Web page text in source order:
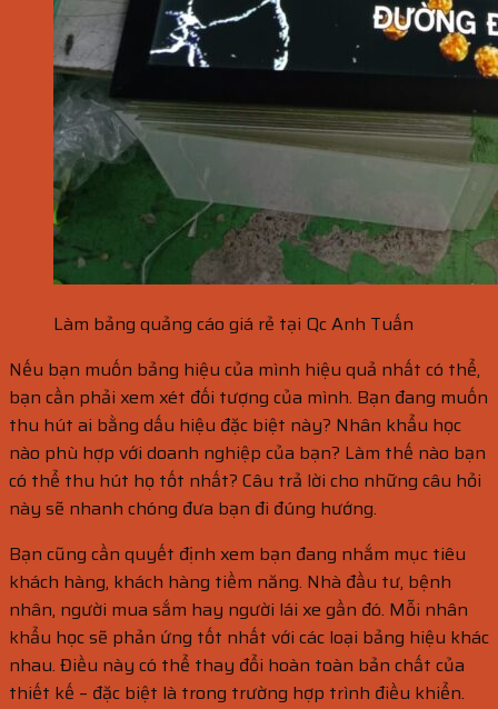
Làm bảng quảng cáo giá rẻ tại Qc Anh Tuấn
Nếu bạn muốn bảng hiệu của mình hiệu quả nhất có thể,
bạn cần phải xem xét đối tượng của mình. Bạn đang muốn
thu hút ai bằng dấu hiệu đặc biệt này? Nhân khẩu học
nào phù hợp với doanh nghiệp của bạn? Làm thế nào bạn
có thể thu hút họ tốt nhất? Câu trả lời cho những câu hỏi
này sẽ nhanh chóng đưa bạn đi đúng hướng.
Bạn cũng cần quyết định xem bạn đang nhắm mục tiêu
khách hàng, khách hàng tiềm năng. Nhà đầu tư, bệnh
nhân, người mua sắm hay người lái xe gần đó. Mỗi nhân
khẩu học sẽ phản ứng tốt nhất với các loại bảng hiệu khác
nhau. Điều này có thể thay đổi hoàn toàn bản chất của
thiết kế – đặc biệt là trong trường hợp trình điều khiển.